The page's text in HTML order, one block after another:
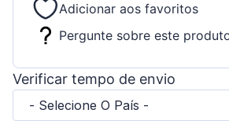
Adicionar aos favoritos
Pergunte sobre este
Verificar tempo de envio
- Selecione O País -